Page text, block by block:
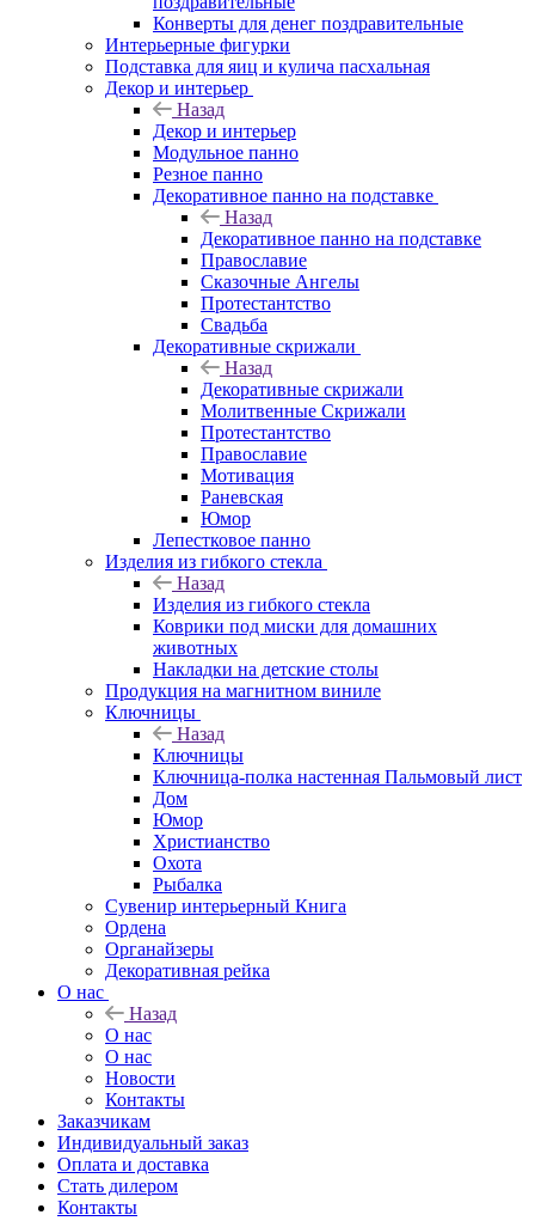
Конверты для денег поздравительные
Интерьерные фигурки
Подставка для яиц и кулича пасхальная
Декор и интерьер
Назад
Декор и интерьер
Модульное панно
Резное панно
Декоративное панно на подставке
Назад
Декоративное панно на подставке
Православие
Сказочные Ангелы
Протестантство
Свадьба
Декоративные скрижали
Назад
Декоративные скрижали
Молитвенные Скрижали
Протестантство
Православие
Мотивация
Раневская
Юмор
Лепестковое панно
Изделия из гибкого стекла
Назад
Изделия из гибкого стекла
Коврики под миски для домашних
животных
Накладки на детские столы
Продукция на магнитном виниле
Ключницы
Назад
Ключницы
Ключница-полка настенная Пальмовый лист
Дом
Юмор
Христианство
Охота
Рыбалка
Сувенир интерьерный Книга
Ордена
Органайзеры
Декоративная рейка
О нас
Назад
О нас
О нас
Новости
Контакты
Заказчикам
Индивидуальный заказ
Оплата и доставка
Стать дилером
Контакты